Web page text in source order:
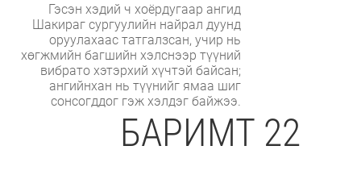
Гэсэн хэдий ч хоёрдугаар ангид
Шакираг сургуулийн найрал дуунд
оруулахаас татгалзсан, учир нь
хөгжмийн багшийн хэлснээр түүний
вибрато хэтэрхий хүчтэй байсан;
ангийнхан нь түүнийг ямаа шиг
сонсогддог гэж хэлдэг байжээ.
БАРИМТ 22